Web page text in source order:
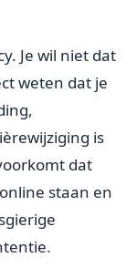
Je wil niet dat
weten dat je
is
dat
staan en